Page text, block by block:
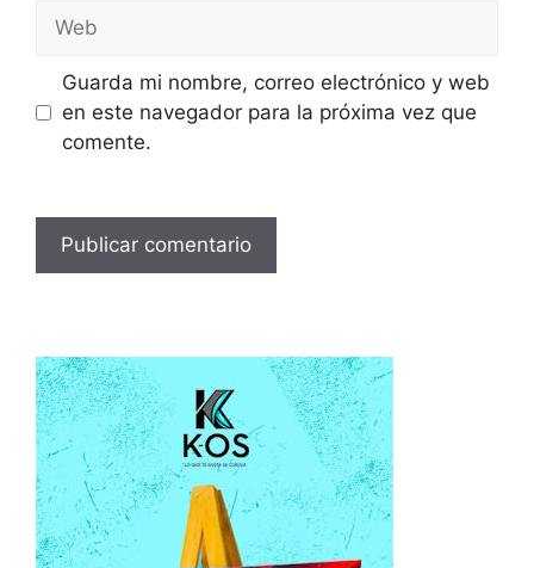
Guarda mi nombre, correo electrónico y web
en este navegador para la próxima vez que
comente.